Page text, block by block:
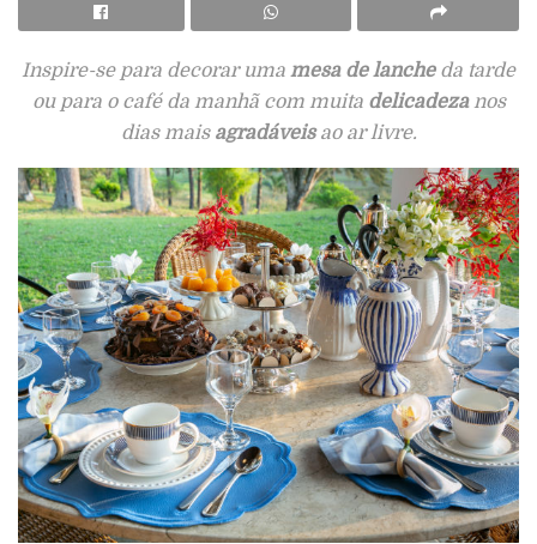
Inspire-se para decorar uma mesa de lancheda tarde
ou para o café da manhã com muita delicadezanos
dias maisagradáveisao ar livre.